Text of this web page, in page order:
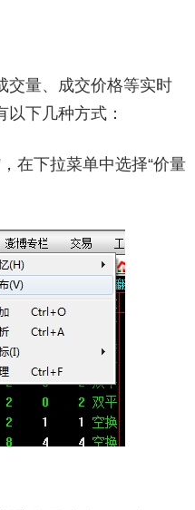
交量、成交价格等实时
下几种方式：
在下拉菜单中选择“价量